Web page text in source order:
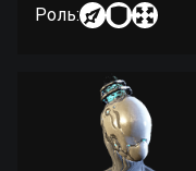
Роль: